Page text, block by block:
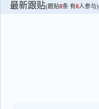
最新跟贴(跟贴0条 有0人参与)